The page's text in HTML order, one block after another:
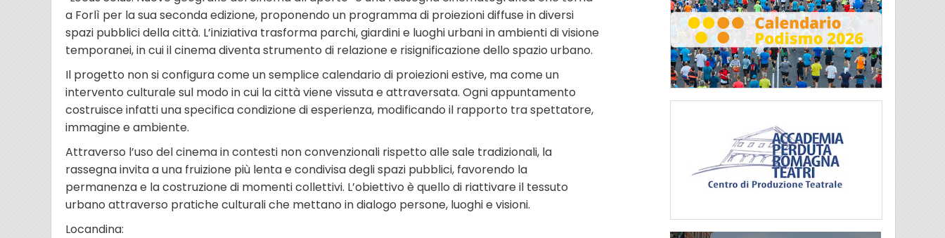
a Forlì per la sua seconda edizione, proponendo un programma di proiezioni diffuse in diversi
spazi pubblici della città. L’iniziativa trasforma parchi, giardini e luoghi urbani in ambienti di visione
temporanei, in cui il cinema diventa strumento di relazione e risignificazione dello spazio urbano.
Il progetto non si configura come un semplice calendario di proiezioni estive, ma come un
intervento culturale sul modo in cui la città viene vissuta e attraversata. Ogni appuntamento
costruisce infatti una specifica condizione di esperienza, modificando il rapporto tra spettatore,
immagine e ambiente.
Attraverso l’uso del cinema in contesti non convenzionali rispetto alle sale tradizionali, la
rassegna invita a una fruizione più lenta e condivisa degli spazi pubblici, favorendo la
permanenza e la costruzione di momenti collettivi. L’obiettivo è quello di riattivare il tessuto
urbano attraverso pratiche culturali che mettano in dialogo persone, luoghi e visioni.
Locandina: